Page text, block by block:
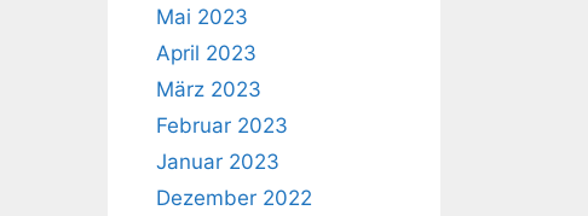
Mai 2023
April 2023
März 2023
Februar 2023
Januar 2023
Dezember 2022